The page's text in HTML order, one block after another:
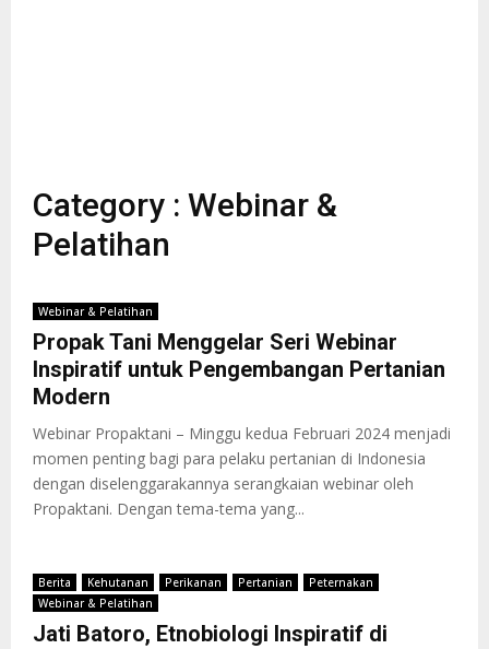
Category : Webinar &
Pelatihan
Webinar & Pelatihan
Propak Tani Menggelar Seri Webinar
Inspiratif untuk Pengembangan Pertanian
Modern
Webinar Propaktani – Minggu kedua Februari 2024 menjadi
momen penting bagi para pelaku pertanian di Indonesia
dengan diselenggarakannya serangkaian webinar oleh
Propaktani. Dengan tema-tema yang...
Berita Kehutanan Perikanan Pertanian
Peternakan
Webinar & Pelatihan
Jati Batoro, Etnobiologi Inspiratif di